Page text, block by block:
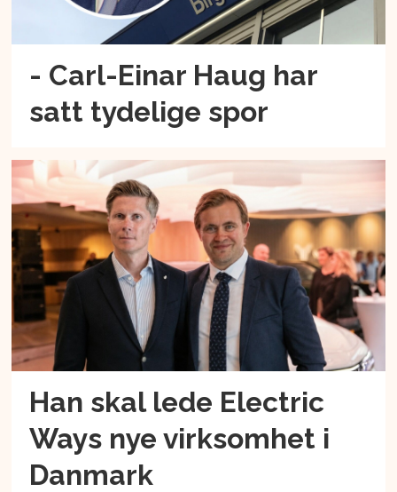
- Carl-Einar Haug har
satt tydelige spor
Han skal lede Electric
Ways nye virksomhet i
Danmark